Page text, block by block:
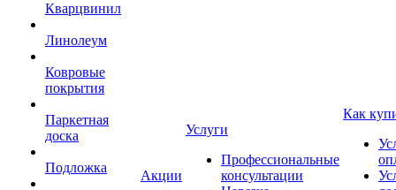
Кварцвинил
Линолеум
Ковровые
покрытия
Паркетная
доска
Подложка
Акции
Услуги
Профессиональные
консультации
Как